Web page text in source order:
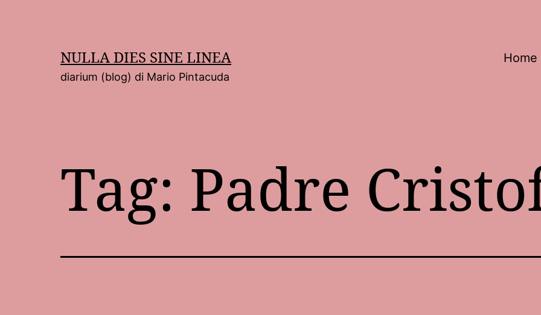
NULLA DIES SINE LINEA
diarium (blog) di Mario Pintacuda
Home
Tag: Padre